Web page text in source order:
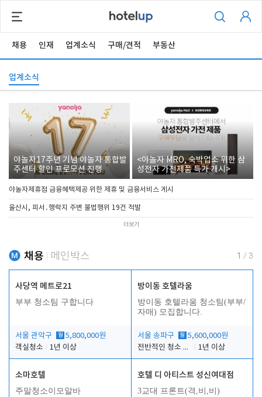
채용 인재 업계소식 구매/견적 부동산
업계소식
야놀자17주년 기념 야놀자 통합발
주센터 할인 프로모션 진행
<야놀자 MRO, 숙박업소 위한 삼
성전자 가전제품 특가 개시>
야놀자제휴점 금융혜택제공 위한 제휴 및 금융서비스 게시
울산시, 피서․행락지 주변 불법행위 19건 적발
더보기
채용 메인박스 1 / 3
사당역 메트로21
부부 청소팀 구합니다
서울 관악구 월 5,800,000원
객실청소
1년 이상
방이동 호텔라움
방이동 호텔라움 청소팀(부부/
자매) 모집합니다.
서울 송파구 월 5,600,000원
전반적인 청소 업무(객실청소.객실정리)
1년 이상
소마호텔
주말청소이모알바
호텔 디 아티스트 성신여대점
3교대 프론트(격,비,비)